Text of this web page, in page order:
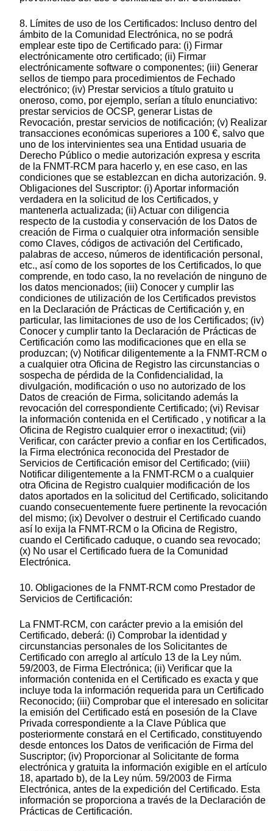
8. Límites de uso de los Certificados: Incluso dentro del
ámbito de la Comunidad Electrónica, no se podrá
emplear este tipo de Certificado para: (i) Firmar
electrónicamente otro certificado; (ii) Firmar
electrónicamente software o componentes; (iii) Generar
sellos de tiempo para procedimientos de Fechado
electrónico; (iv) Prestar servicios a título gratuito u
oneroso, como, por ejemplo, serían a título enunciativo:
prestar servicios de OCSP, generar Listas de
Revocación, prestar servicios de notificación; (v) Realizar
transacciones económicas superiores a 100 €, salvo que
uno de los intervinientes sea una Entidad usuaria de
Derecho Público o medie autorización expresa y escrita
de la FNMT-RCM para hacerlo y, en ese caso, en las
condiciones que se establezcan en dicha autorización. 9.
Obligaciones del Suscriptor: (i) Aportar información
verdadera en la solicitud de los Certificados, y
mantenerla actualizada; (ii) Actuar con diligencia
respecto de la custodia y conservación de los Datos de
creación de Firma o cualquier otra información sensible
como Claves, códigos de activación del Certificado,
palabras de acceso, números de identificación personal,
etc., así como de los soportes de los Certificados, lo que
comprende, en todo caso, la no revelación de ninguno de
los datos mencionados; (iii) Conocer y cumplir las
condiciones de utilización de los Certificados previstos
en la Declaración de Prácticas de Certificación y, en
particular, las limitaciones de uso de los Certificados; (iv)
Conocer y cumplir tanto la Declaración de Prácticas de
Certificación como las modificaciones que en ella se
produzcan; (v) Notificar diligentemente a la FNMT-RCM o
a cualquier otra Oficina de Registro las circunstancias o
sospecha de pérdida de la Confidencialidad, la
divulgación, modificación o uso no autorizado de los
Datos de creación de Firma, solicitando además la
revocación del correspondiente Certificado; (vi) Revisar
la información contenida en el Certificado , y notificar a la
Oficina de Registro cualquier error o inexactitud; (vii)
Verificar, con carácter previo a confiar en los Certificados,
la Firma electrónica reconocida del Prestador de
Servicios de Certificación emisor del Certificado; (viii)
Notificar diligentemente a la FNMT-RCM o a cualquier
otra Oficina de Registro cualquier modificación de los
datos aportados en la solicitud del Certificado, solicitando
cuando consecuentemente fuere pertinente la revocación
del mismo; (ix) Devolver o destruir el Certificado cuando
así lo exija la FNMT-RCM o la Oficina de Registro,
cuando el Certificado caduque, o cuando sea revocado;
(x) No usar el Certificado fuera de la Comunidad
Electrónica.
10. Obligaciones de la FNMT-RCM como Prestador de
Servicios de Certificación:
La FNMT-RCM, con carácter previo a la emisión del
Certificado, deberá: (i) Comprobar la identidad y
circunstancias personales de los Solicitantes de
Certificado con arreglo al artículo 13 de la Ley núm.
59/2003, de Firma Electrónica; (ii) Verificar que la
información contenida en el Certificado es exacta y que
incluye toda la información requerida para un Certificado
Reconocido; (iii) Comprobar que el interesado en solicitar
la emisión del Certificado está en posesión de la Clave
Privada correspondiente a la Clave Pública que
posteriormente constará en el Certificado, constituyendo
desde entonces los Datos de verificación de Firma del
Suscriptor; (iv) Proporcionar al Solicitante de forma
electrónica y gratuita la información exigible en el artículo
18, apartado b), de la Ley núm. 59/2003 de Firma
Electrónica, antes de la expedición del Certificado. Esta
información se proporciona a través de la Declaración de
Prácticas de Certificación.